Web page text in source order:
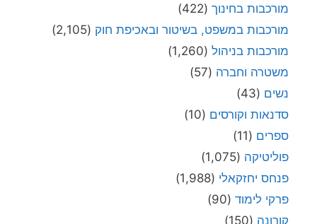
מורכבות בחינוך (422)
מורכבות במשפט, בשיטור ובאכיפת חוק (2,105)
מורכבות בניהול (1,260)
משטרה וחברה (57)
נשים (43)
סדנאות וקורסים (10)
ספרים (11)
פוליטיקה (1,075)
פנחס יחזקאלי (1,988)
פרקי לימוד (90)
קורונה (150)